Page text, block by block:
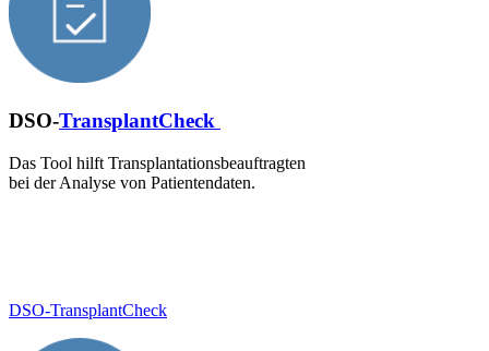
DSO-TransplantCheck
Das Tool hilft ​Transplantationsbeauftragten
bei der Analyse von Patientendaten.
DSO-TransplantCheck